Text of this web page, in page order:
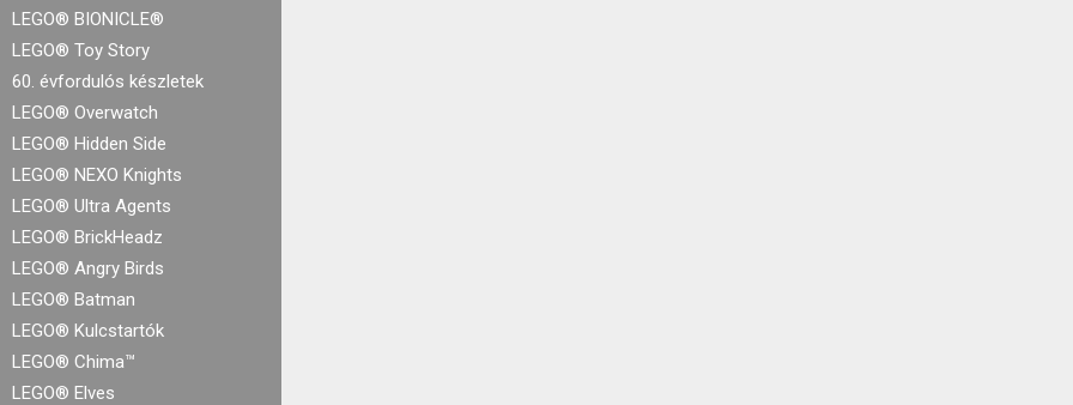
LEGO® BIONICLE®
LEGO® Toy Story
60. évfordulós készletek
LEGO® Overwatch
LEGO® Hidden Side
LEGO® NEXO Knights
LEGO® Ultra Agents
LEGO® BrickHeadz
LEGO® Angry Birds
LEGO® Batman
LEGO® Kulcstartók
LEGO® Chima™
LEGO® Elves